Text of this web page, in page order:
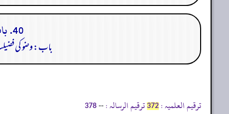
40. باب ما روي فى فضل الوضوء واستيعاب جميع القدم فى الوضوء بالماء
باب: وضو کی
ترقیم العلمیہ : 372 ترقیم الرسالہ : --
378